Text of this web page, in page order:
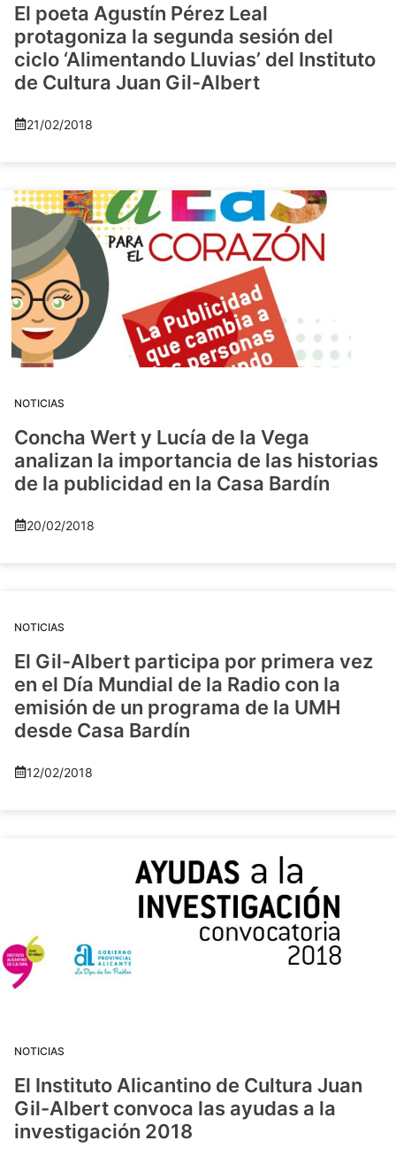
El poeta Agustín Pérez Leal
protagoniza la segunda sesión del
ciclo ‘Alimentando Lluvias’ del Instituto
de Cultura Juan Gil-Albert
21/02/2018
NOTICIAS
Concha Wert y Lucía de la Vega
analizan la importancia de las historias
de la publicidad en la Casa Bardín
20/02/2018
NOTICIAS
El Gil-Albert participa por primera vez
en el Día Mundial de la Radio con la
emisión de un programa de la UMH
desde Casa Bardín
12/02/2018
NOTICIAS
El Instituto Alicantino de Cultura Juan
Gil-Albert convoca las ayudas a la
investigación 2018